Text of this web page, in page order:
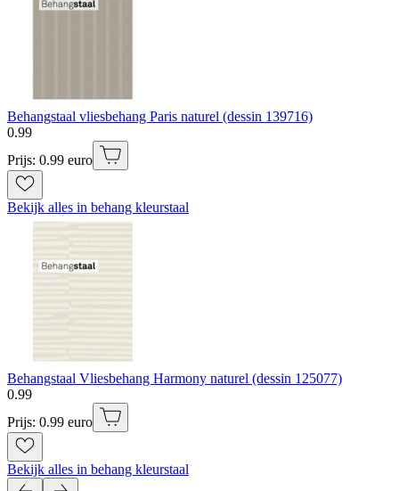
Behangstaal vliesbehang Paris naturel (dessin 139716)
0.99
Prijs: 0.99 euro
Bekijk alles in behang kleurstaal
Behangstaal Vliesbehang Harmony naturel (dessin 125077)
0.99
Prijs: 0.99 euro
Bekijk alles in behang kleurstaal